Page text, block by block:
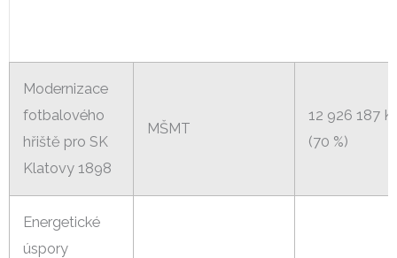
Modernizace
fotbalového
hřiště pro SK
Klatovy 1898
MŠMT
12 926 187
(70 %)
Energetické
úspory